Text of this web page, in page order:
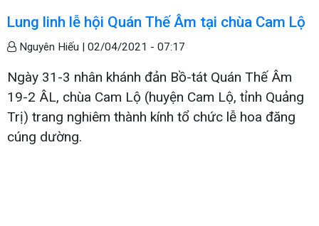
Lung linh lễ hội Quán Thế Âm tại chùa Cam Lộ
Nguyên Hiếu | 02/04/2021 - 07:17
Ngày 31-3 nhân khánh đản Bồ-tát Quán Thế Âm
19-2 ÂL, chùa Cam Lộ (huyện Cam Lộ, tỉnh Quảng
Trị) trang nghiêm thành kính tổ chức lễ hoa đăng
cúng dường.